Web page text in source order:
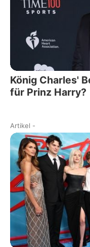
König Charles'
für Prinz Harry?
Artikel -